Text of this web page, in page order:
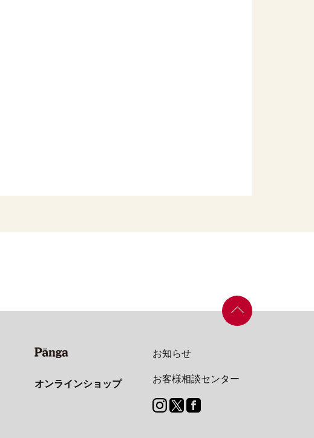
オンラインショップ
お知らせ
お客様相談センター